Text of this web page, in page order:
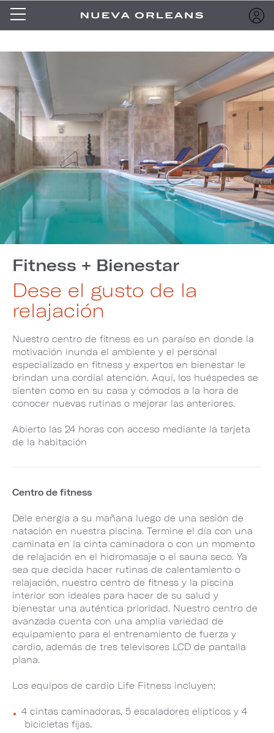
Fitness + Bienestar
Dese el gusto de la
relajación
Nuestro centro de fitness es un paraíso en donde la
motivación inunda el ambiente y el personal
especializado en fitness y expertos en bienestar le
brindan una cordial atención. Aquí, los huéspedes se
sienten como en su casa y cómodos a la hora de
conocer nuevas rutinas o mejorar las anteriores.
Abierto las 24 horas con acceso mediante la tarjeta
de la habitación
Centro de fitness
Dele energía a su mañana luego de una sesión de
natación en nuestra piscina. Termine el día con una
caminata en la cinta caminadora o con un momento
de relajación en el hidromasaje o el sauna seco. Ya
sea que decida hacer rutinas de calentamiento o
relajación, nuestro centro de fitness y la piscina
interior son ideales para hacer de su salud y
bienestar una auténtica prioridad. Nuestro centro de
avanzada cuenta con una amplia variedad de
equipamiento para el entrenamiento de fuerza y
cardio, además de tres televisores LCD de pantalla
plana.
Los equipos de cardio Life Fitness incluyen:
4 cintas caminadoras, 5 escaladores elípticos y 4
bicicletas fijas.